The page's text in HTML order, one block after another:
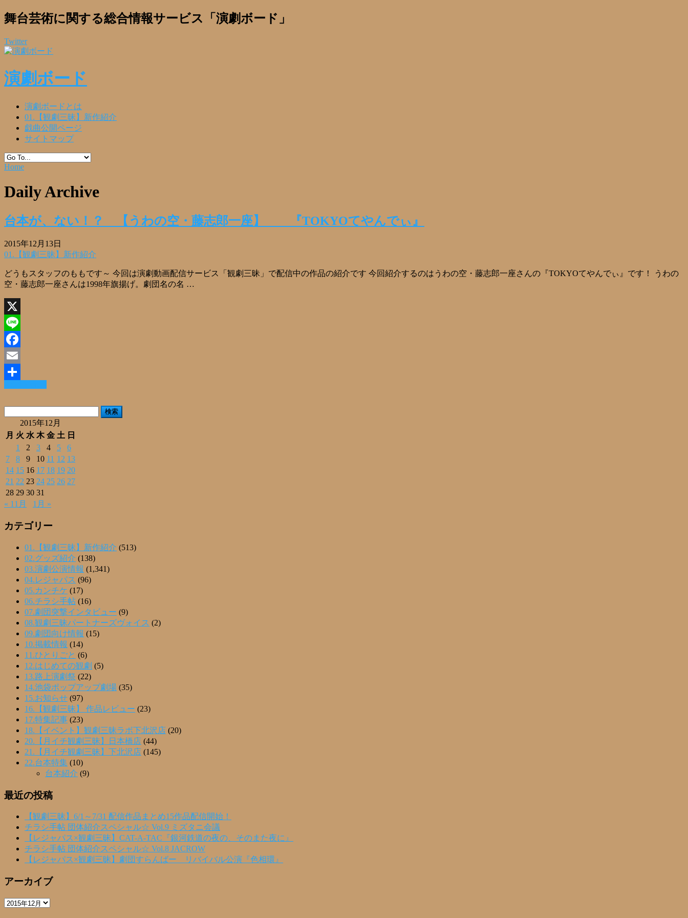
舞台芸術に関する総合情報サービス「演劇ボード」
Twitter
演劇ボード
演劇ボードとは
01.【観劇三昧】新作紹介
戯曲公開ページ
サイトマップ
Home
Daily Archive
台本が、ない！？ 【うわの空・藤志郎一座】 『TOKYOてやんでぃ』
2015年12月13日
01.【観劇三昧】新作紹介
どうもスタッフのももです～ 今回は演劇動画配信サービス「観劇三昧」で配信中の作品の紹介です 今回紹介するのはうわの空・藤志郎一座さんの『TOKYOてやんでぃ』です！ うわの
空・藤志郎一座さんは1998年旗揚げ。劇団名の名 …
X
Line
Facebook
Email
共
有
2015年12月
月 火 水 木 金 土 日
1
2 3 4 5
6
7
8 9 10 11 12 13
14 15 16 17 18 19 20
21 22 23 24 25 26 27
28 29 30 31
« 11月
1月 »
カテゴリー
01.【観劇三昧】新作紹介 (513)
02.グッズ紹介 (138)
03.演劇公演情報 (1,341)
04.レジャパス (96)
05.カンチケ (17)
06.チラシ手帖 (16)
07.劇団突撃インタビュー (9)
08.観劇三昧パートナーズヴォイス (2)
09.劇団向け情報 (15)
10.掲載情報 (14)
11.ひとりごと (6)
12.はじめての観劇 (5)
13.路上演劇祭 (22)
14.池袋ポップアップ劇場 (35)
15.お知らせ (97)
16.【観劇三昧】 作品レビュー (23)
17.特集記事 (23)
18.【イベント】観劇三昧ラボ下北沢店 (20)
20.【月イチ観劇三昧】日本橋店 (44)
21.【月イチ観劇三昧】下北沢店 (145)
22.台本特集 (10)
台本紹介 (9)
最近の投稿
【観劇三昧】6/1～7/31 配信作品まとめ15作品配信開始！
チラシ手帖 団体紹介スペシャル☆ Vol.9 ミズタニ会議
【レジャパス×観劇三昧】CAT-A-TAC『銀河鉄道の夜の、そのまた夜に』
チラシ手帖 団体紹介スペシャル☆ Vol.8 JACROW
【レジャパス×観劇三昧】劇団すらんばー リバイバル公演『色相環』
アーカイブ
ア